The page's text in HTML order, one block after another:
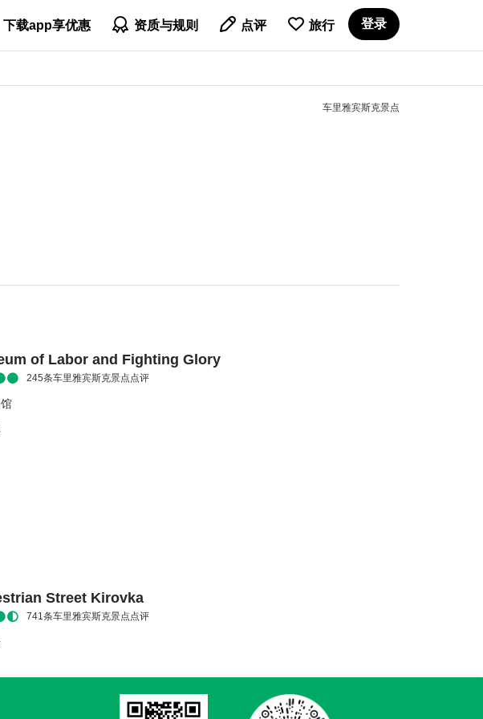
下载app享优惠  资质与规则 点评 旅行 登录
车里雅宾斯克景点
of Labor and Fighting Glory
245条车里雅宾斯克景点点评
Street Kirovka
741 条车里雅宾斯克景点点评